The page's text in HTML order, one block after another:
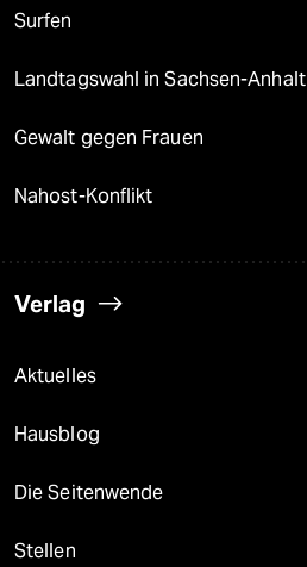
Surfen
Landtagswahl in Sachsen-Anhalt
Gewalt gegen Frauen
Nahost-Konflikt
Verlag
Aktuelles
Hausblog
Die Seitenwende
Stellen